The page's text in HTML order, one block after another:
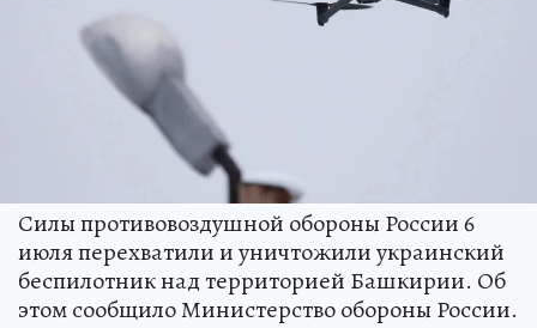
Силы противовоздушной обороны России 6
июля перехватили и уничтожили украинский
беспилотник над территорией Башкирии. Об
этом сообщило Министерство обороны России.